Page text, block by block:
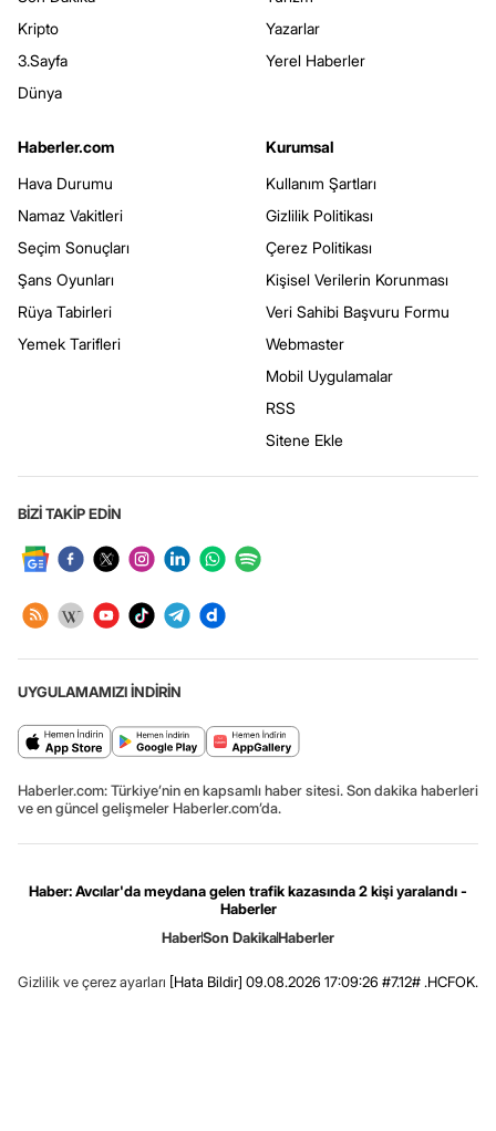
Kripto
3.Sayfa
Dünya
Yazarlar
Yerel Haberler
Haberler.com
Hava Durumu
Namaz Vakitleri
Seçim Sonuçları
Şans Oyunları
Rüya Tabirleri
Yemek Tarifleri
Kurumsal
Kullanım Şartları
Gizlilik Politikası
Çerez Politikası
Kişisel Verilerin Korunması
Veri Sahibi Başvuru Formu
Webmaster
Mobil Uygulamalar
RSS
Sitene Ekle
BİZİ TAKİP EDİN
UYGULAMAMIZI İNDİRİN
Haberler.com: Türkiye’nin en kapsamlı haber sitesi. Son dakika haberleri
ve en güncel gelişmeler Haberler.com’da.
Haber: Avcılar'da meydana gelen trafik kazasında 2 kişi yaralandı -
Haberler
HaberSon DakikaHaberler
Gizlilik ve çerez ayarları [Hata Bildir] 09.08.2026 17:09:26 #7.12# .HCFOK.